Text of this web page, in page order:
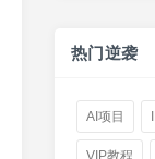
热门逆袭
AI项目
VIP教程